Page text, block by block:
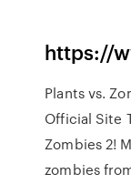
https://
Plants vs.
Official Site
Zombies 2!
zombies